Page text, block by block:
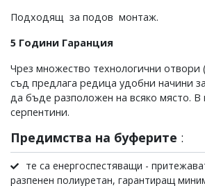
Подходящ за подов монтаж.
5 Години Гаранция
Чрез множество технологични
съд предлага редица удобни начини
да бъде разположен на всяко място. В
серпентини.
Предимства на буферите :
те са енергоспестяващи -
разпенен полиуретан, гарантиращ